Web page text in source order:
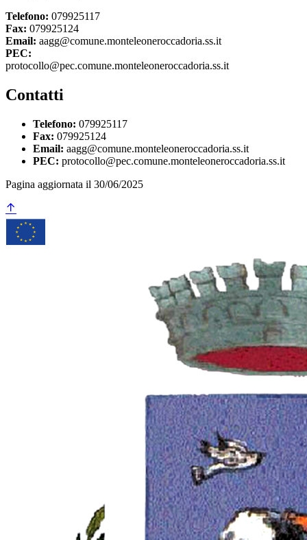
Telefono: 079925117
Fax: 079925124
Email: aagg@comune.monteleoneroccadoria.ss.it
PEC:
protocollo@pec.comune.monteleoneroccadoria.ss.it
Contatti
Telefono: 079925117
Fax: 079925124
Email: aagg@comune.monteleoneroccadoria.ss.it
PEC: protocollo@pec.comune.monteleoneroccadoria.ss.it
Pagina aggiornata il 30/06/2025